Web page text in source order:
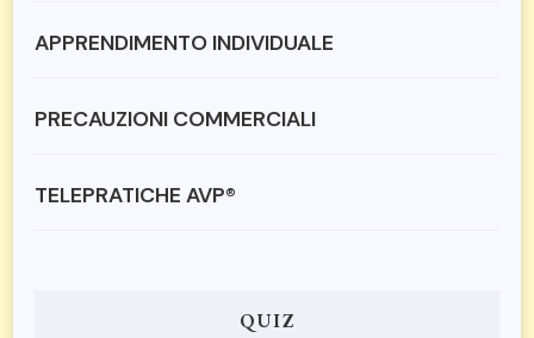
APPRENDIMENTO INDIVIDUALE
PRECAUZIONI COMMERCIALI
TELEPRATICHE AVP®
QUIZ